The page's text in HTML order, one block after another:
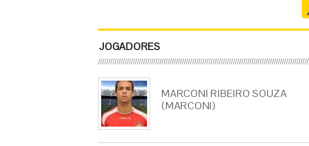
JOGADORES
MARCONI RIBEIRO SOUZA
(MARCONI)